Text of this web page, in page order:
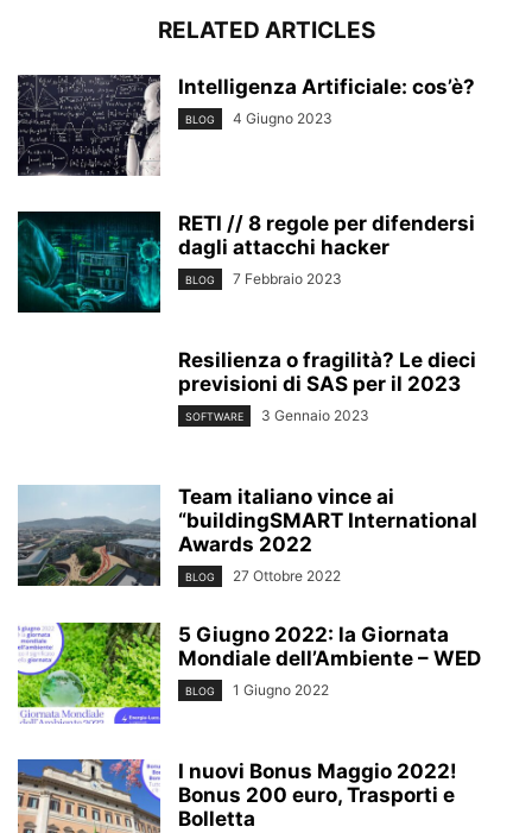
RELATED ARTICLES
Intelligenza Artificiale: cos’è?
BLOG 4 Giugno 2023
RETI // 8 regole per difendersi
dagli attacchi hacker
BLOG 7 Febbraio 2023
Resilienza o fragilità? Le dieci
previsioni di SAS per il 2023
SOFTWARE 3 Gennaio 2023
Team italiano vince ai
“buildingSMART International
Awards 2022
BLOG 27 Ottobre 2022
5 Giugno 2022: la Giornata
Mondiale dell’Ambiente – WED
BLOG 1 Giugno 2022
I nuovi Bonus Maggio 2022!
Bonus 200 euro, Trasporti e
Bolletta